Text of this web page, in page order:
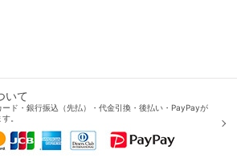
いて
ード・銀行振込（先払）・代金引換・後払い・PayPayが
。